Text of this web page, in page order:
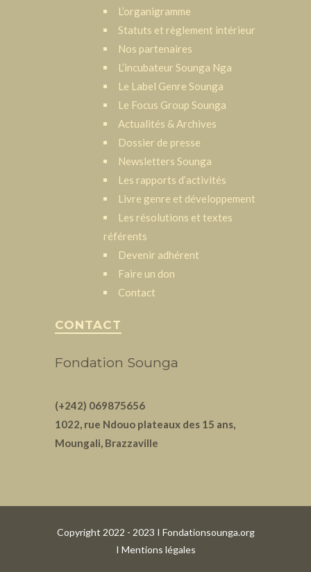
L’organigramme
Statuts et règlement intérieur
Nos partenaires
L’incubateur Sounga Nga
Le Label Genre Sounga
Le Focus Group Sounga
Actualités & Archives
Dossier de presse
Newsletters Sounga
Les rapports d’activités
Livre genre et développement
Les résolutions et textes
référents
Devenir adhérent
Faire un don
Contact
CONTACT
Fondation Sounga
(+242) 069875656
1022, rue Ndouo plateaux des 15 ans,
Moungali, Brazzaville
Copyright 2022 - 2023 I Fondationsounga.org
I Mentions légales